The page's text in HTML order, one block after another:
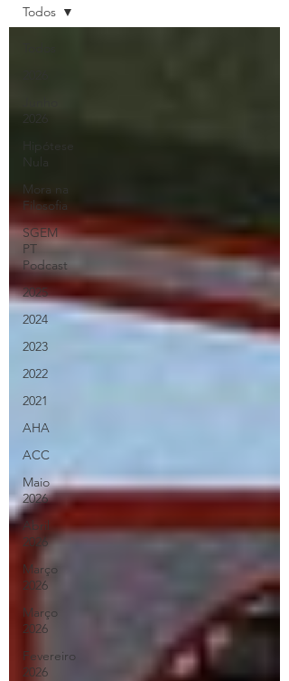
2026
Hipótese
Nula
Mora na
Filosofia
SGEM
PT
Podcast
2025
2024
2023
2022
2021
AHA
ACC
Maio
2026
Abril
2026
Março
2026
Março
2026
Fevereiro
2026
Todos